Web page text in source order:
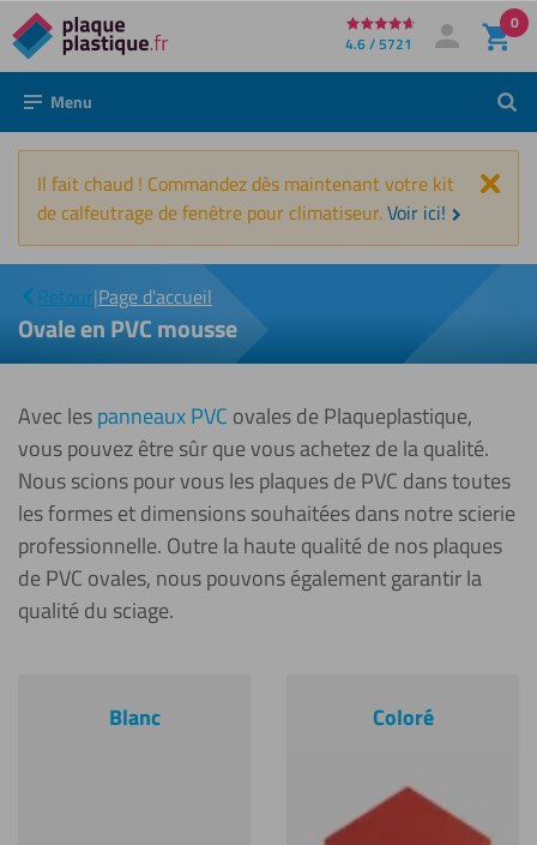
Directement
au
contenu
4.6 / 5721 Mon compte
Se connecter
0
Menu
Il fait chaud ! Commandez dès maintenant votre kit
de calfeutrage de fenêtre pour climatiseur.Voir ici!
Retour|Page d'accueil
en PVC
mousse
Ovale en PVC mousse
Avec lespanneaux PVC ovales de Plaqueplastique,
vous pouvez être sûr que vous achetez de la qualité.
Nous scions pour vous les plaques de PVC dans toutes
les formes et dimensions souhaitées dans notre scierie
professionnelle. Outre la haute qualité de nos plaques
de PVC ovales, nous pouvons également garantir la
qualité du sciage.
Blanc Coloré